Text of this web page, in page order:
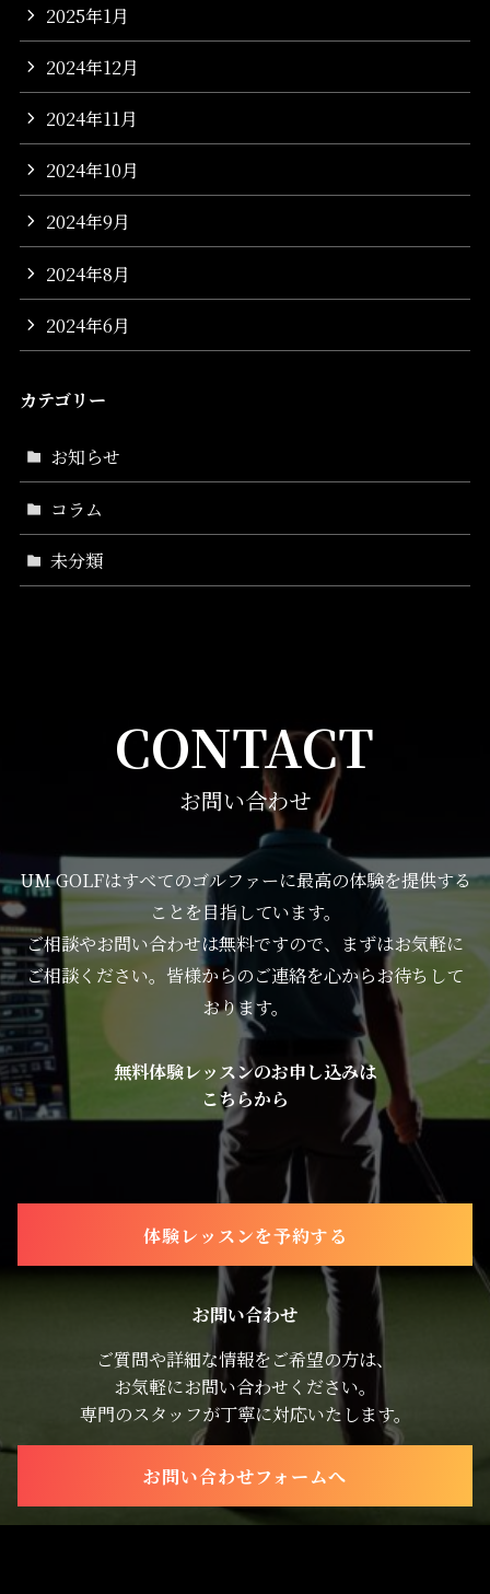
2025年1月
2024年12月
2024年11月
2024年10月
2024年9月
2024年8月
2024年6月
カテゴリー
お知らせ
コラム
未分類
CONTACT
お問い合わせ
UM GOLFはすべてのゴルファーに最高の体験を提供する
ことを目指しています。
ご相談やお問い合わせは無料ですので、まずはお気軽に
ご相談ください。皆様からのご連絡を心からお待ちして
おります。
無料体験レッスンのお申し込みは
こちらから
体験レッスンを予約する
お問い合わせ
ご質問や詳細な情報をご希望の方は、
お気軽にお問い合わせください。
専門のスタッフが丁寧に対応いたします。
お問い合わせフォームへ